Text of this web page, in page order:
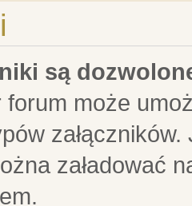
są
forum może
załadować